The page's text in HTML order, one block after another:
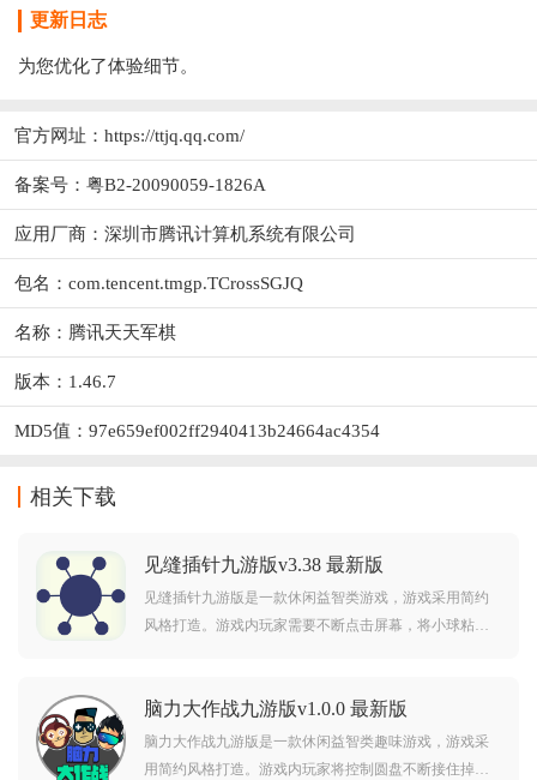
更新日志
为您优化了体验细节。
官方网址： https://ttjq.qq.com/
备案号：粤B2-20090059-1826A
应用厂商： 深圳市腾讯计算机系统有限公司
包名：com.tencent.tmgp.TCrossSGJQ
名称：腾讯天天军棋
版本：1.46.7
MD5值：97e659ef002ff2940413b24664ac4354
相关下载
见缝插针九游版v3.38 最新版
见缝插针九游版是一款休闲益智类游戏，游戏采用简约
风格打造。游戏内玩家需要不断点击屏幕，将小球粘在
点击下载开始游玩吧。
脑力大作战九游版v1.0.0 最新版
脑力大作战九游版是一款休闲益智类趣味游戏，游戏采
用简约风格打造。游戏内玩家将控制圆盘不断接住掉落